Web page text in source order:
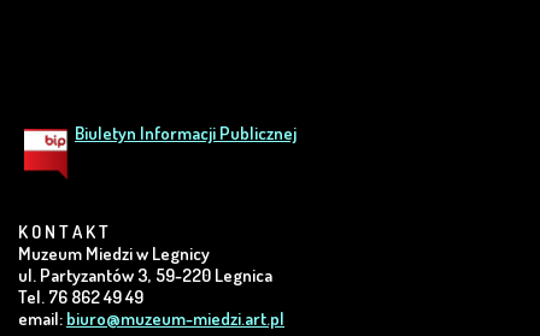
Biuletyn Informacji Publicznej
K O N T A K T
Muzeum Miedzi w Legnicy
ul. Partyzantów 3, 59-220 Legnica
Tel. 76 862 49 49
email: biuro@muzeum-miedzi.art.pl